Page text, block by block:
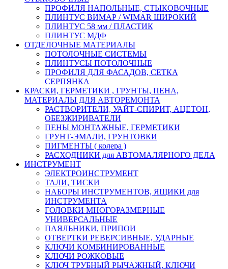
ПРОФИЛЯ НАПОЛЬНЫЕ, СТЫКОВОЧНЫЕ
ПЛИНТУС ВИМАР / WIMAR ШИРОКИЙ
ПЛИНТУС 58 мм / ПЛАСТИК
ПЛИНТУС МДФ
ОТДЕЛОЧНЫЕ МАТЕРИАЛЫ
ПОТОЛОЧНЫЕ СИСТЕМЫ
ПЛИНТУСЫ ПОТОЛОЧНЫЕ
ПРОФИЛЯ ДЛЯ ФАСАДОВ, СЕТКА
СЕРПЯНКА
КРАСКИ, ГЕРМЕТИКИ , ГРУНТЫ, ПЕНА,
МАТЕРИАЛЫ ДЛЯ АВТОРЕМОНТА
РАСТВОРИТЕЛИ, УАЙТ-СПИРИТ, АЦЕТОН,
ОБЕЗЖИРИВАТЕЛИ
ПЕНЫ МОНТАЖНЫЕ, ГЕРМЕТИКИ
ГРУНТ-ЭМАЛИ, ГРУНТОВКИ
ПИГМЕНТЫ ( колера )
РАСХОДНИКИ для АВТОМАЛЯРНОГО ДЕЛА
ИНСТРУМЕНТ
ЭЛЕКТРОИНСТРУМЕНТ
ТАЛИ, ТИСКИ
НАБОРЫ ИНСТРУМЕНТОВ, ЯЩИКИ для
ИНСТРУМЕНТА
ГОЛОВКИ МНОГОРАЗМЕРНЫЕ
УНИВЕРСАЛЬНЫЕ
ПАЯЛЬНИКИ, ПРИПОИ
ОТВЕРТКИ РЕВЕРСИВНЫЕ, УДАРНЫЕ
КЛЮЧИ КОМБИНИРОВАННЫЕ
КЛЮЧИ РОЖКОВЫЕ
КЛЮЧ ТРУБНЫЙ РЫЧАЖНЫЙ, КЛЮЧИ